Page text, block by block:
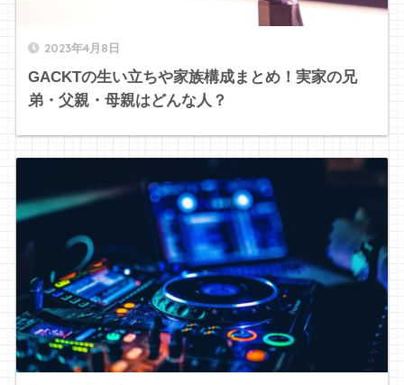
2023年4月8日
GACKTの生い立ちや家族構成まとめ！実家の兄
弟・父親・母親はどんな人？